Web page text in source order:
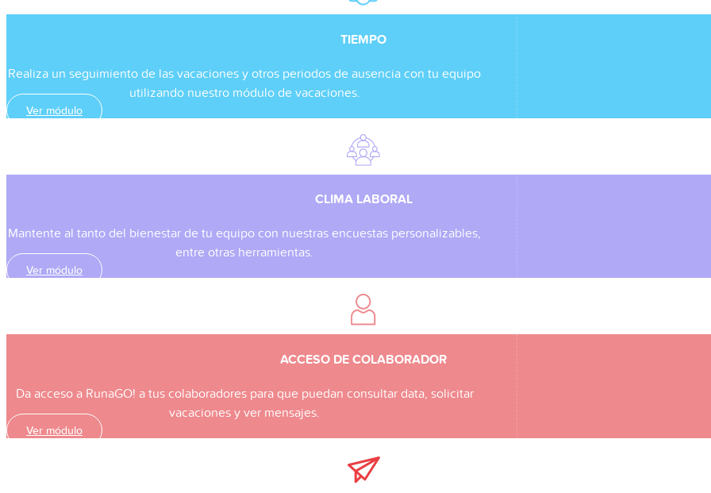
TIEMPO
Realiza un seguimiento de las vacaciones y otros periodos de ausencia con tu equipo
utilizando nuestro módulo de vacaciones.
Ver módulo
CLIMA LABORAL
Mantente al tanto del bienestar de tu equipo con nuestras encuestas personalizables,
entre otras herramientas.
Ver módulo
ACCESO DE COLABORADOR
Da acceso a RunaGO! a tus colaboradores para que puedan consultar data, solicitar
vacaciones y ver mensajes.
Ver módulo